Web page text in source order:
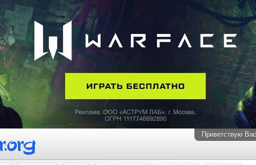
Приветствую Вас